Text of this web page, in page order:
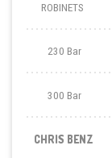
ROBINETS
230 Bar
300 Bar
CHRIS BENZ